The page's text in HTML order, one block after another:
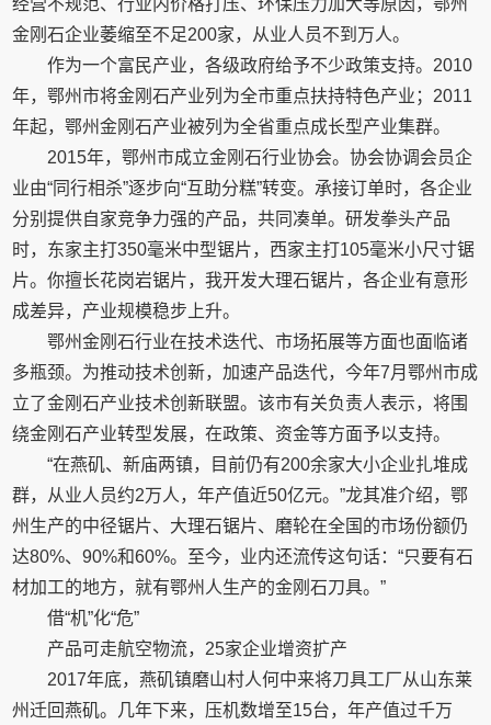
经营不规范、行业内价格打压、环保压力加大等原因，鄂州
金刚石企业萎缩至不足200家，从业人员不到万人。
作为一个富民产业，各级政府给予不少政策支持。2010
年，鄂州市将金刚石产业列为全市重点扶持特色产业；2011
年起，鄂州金刚石产业被列为全省重点成长型产业集群。
2015年，鄂州市成立金刚石行业协会。协会协调会员企
业由“同行相杀”逐步向“互助分糕”转变。承接订单时，各企业
分别提供自家竞争力强的产品，共同凑单。研发拳头产品
时，东家主打350毫米中型锯片，西家主打105毫米小尺寸锯
片。你擅长花岗岩锯片，我开发大理石锯片，各企业有意形
成差异，产业规模稳步上升。
鄂州金刚石行业在技术迭代、市场拓展等方面也面临诸
多瓶颈。为推动技术创新，加速产品迭代，今年7月鄂州市成
立了金刚石产业技术创新联盟。该市有关负责人表示，将围
绕金刚石产业转型发展，在政策、资金等方面予以支持。
“在燕矶、新庙两镇，目前仍有200余家大小企业扎堆成
群，从业人员约2万人，年产值近50亿元。”龙其准介绍，鄂
州生产的中径锯片、大理石锯片、磨轮在全国的市场份额仍
达80%、90%和60%。至今，业内还流传这句话：“只要有石
材加工的地方，就有鄂州人生产的金刚石刀具。”
借“机”化“危”
产品可走航空物流，25家企业增资扩产
2017年底，燕矶镇磨山村人何中来将刀具工厂从山东莱
州迁回燕矶。几年下来，压机数增至15台，年产值过千万